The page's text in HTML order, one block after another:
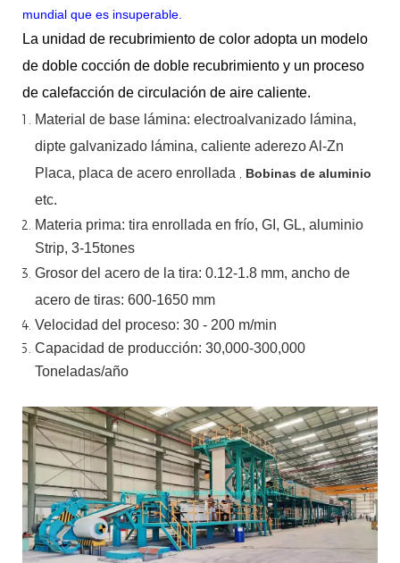
mundial que es insuperable.
La unidad de recubrimiento de color adopta un modelo
de doble cocción de doble recubrimiento y un proceso
de calefacción de circulación de aire caliente.
Material de base lámina: electroalvanizado lámina,
dipte galvanizado lámina, caliente aderezoAl-Zn
Placa, placa de acero enrollada , Bobinas de aluminio
etc.
Materia prima: tira enrollada en frío, GI, GL, aluminio
Strip, 3-15tones
Grosor del acero de la tira: 0.12-1.8 mm, ancho de
acero de tiras: 600-1650 mm
Velocidad del proceso: 30 - 200 m/min
Capacidad de producción: 30,000-300,000
Toneladas/año